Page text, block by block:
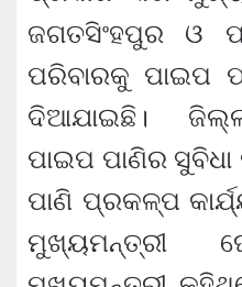
ଜଗତସିଂହପୁର ଓ
ପରିବାରକୁ ପାଇପ
ଦିଆଯାଇଛି।
ପାଇପ ପାଣିର
ପାଣି ପ୍ରକଳ୍ପ
ମୁଖ୍ୟମନ୍ତ୍ରୀ